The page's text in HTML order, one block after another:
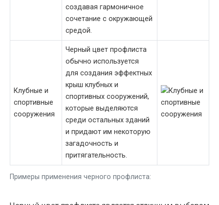
Примеры применения черного профлиста:
создавая гармоничное
сочетание с окружающей
средой.
Клубные и
спортивные
сооружения
Черный цвет профлиста
обычно используется
для создания эффектных
крыш клубных и
спортивных сооружений,
которые выделяются
среди остальных зданий
и придают им некоторую
загадочность и
притягательность.